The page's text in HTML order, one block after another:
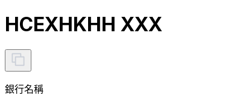
HCEXHKHH XXX
銀行名稱